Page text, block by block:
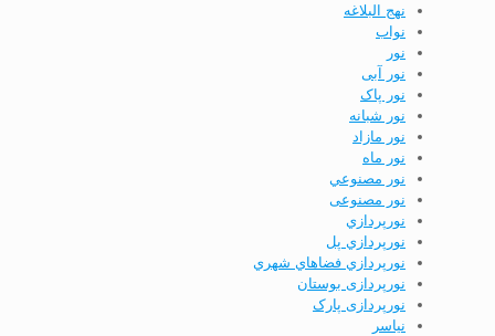
نهج البلاغه
نواب
نور
نور آبی
نور پاک
نور شبانه
نور مازاد
نور ماه
نور مصنوعي
نور مصنوعی
نورپردازي
نورپردازي پل
نورپردازي فضاهاي شهري
نورپردازی بوستان
نورپردازی پارک
نياسر